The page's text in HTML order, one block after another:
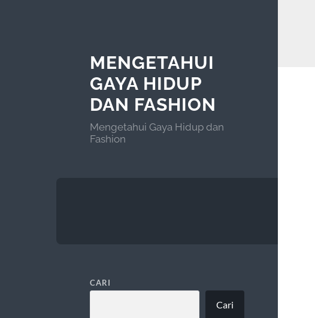
MENGETAHUI
GAYA HIDUP
DAN FASHION
Mengetahui Gaya Hidup dan
Fashion
CARI
Cari